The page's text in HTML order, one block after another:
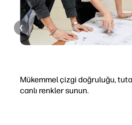
Mükemmel çizgi doğruluğu,
canlı renkler sunun.